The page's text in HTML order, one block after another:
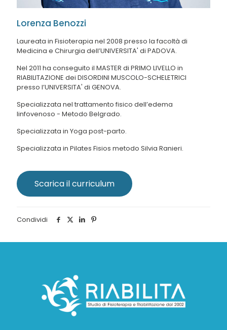
Lorenza Benozzi
Laureata in Fisioterapia nel 2008 presso la facoltà di
Medicina e Chirurgia dell’UNIVERSITA' di PADOVA.
Nel 2011 ha conseguito il MASTER di PRIMO LIVELLO in
RIABILITAZIONE dei DISORDINI MUSCOLO-SCHELETRICI
presso l’UNIVERSITA' di GENOVA.
Specializzata nel trattamento fisico dell’edema
linfovenoso - Metodo Belgrado.
Specializzata in Yoga post-parto.
Specializzata in Pilates Fisios metodo Silvia Ranieri.
Scarica il curriculum
Condividi